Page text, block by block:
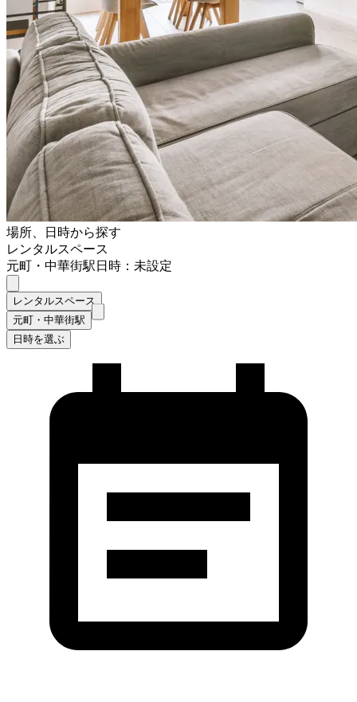
場所、日時から探す
レンタルスペース
元町・中華街駅日時：未設定
レンタルスペース
元町・中華街駅
日時を選ぶ